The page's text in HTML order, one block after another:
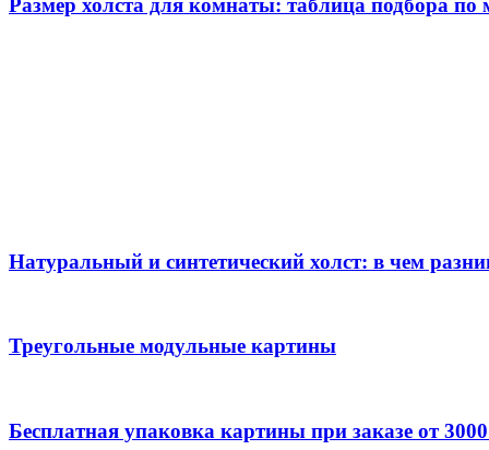
Размер холста для комнаты: таблица подбора по
Натуральный и синтетический холст: в чем
Треугольные модульные картины
Бесплатная упаковка картины при заказе от